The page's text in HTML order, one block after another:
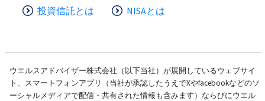
投資信託とは NISAとは
ウエルスアドバイザー株式会社（以下当社）が展開しているウェブサイ
ト、スマートフォンアプリ（当社が承認したうえでXやfacebookなどのソ
ーシャルメディアで配信・共有された情報も含みます）ならびにウエル